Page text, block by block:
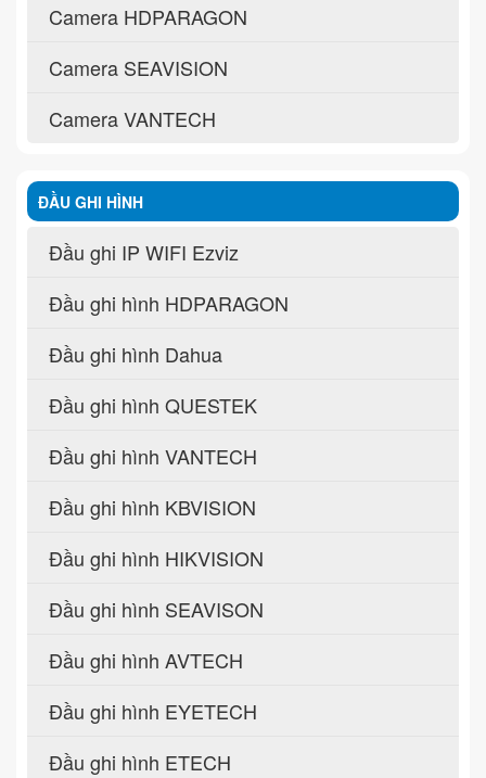
Camera HDPARAGON
Camera SEAVISION
Camera VANTECH
ĐẦU GHI HÌNH
Đầu ghi IP WIFI Ezviz
Đầu ghi hình HDPARAGON
Đầu ghi hình Dahua
Đầu ghi hình QUESTEK
Đầu ghi hình VANTECH
Đầu ghi hình KBVISION
Đầu ghi hình HIKVISION
Đầu ghi hình SEAVISON
Đầu ghi hình AVTECH
Đầu ghi hình EYETECH
Đầu ghi hình ETECH